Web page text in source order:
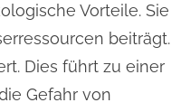
Vorteile. Sie
beiträgt.
Dies führt zu einer
Gefahr von